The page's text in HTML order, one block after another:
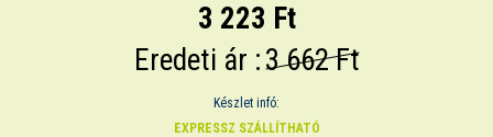
3 223 Ft
Eredeti ár :3 662 Ft
Készlet infó:
EXPRESSZ SZÁLLÍTHATÓ